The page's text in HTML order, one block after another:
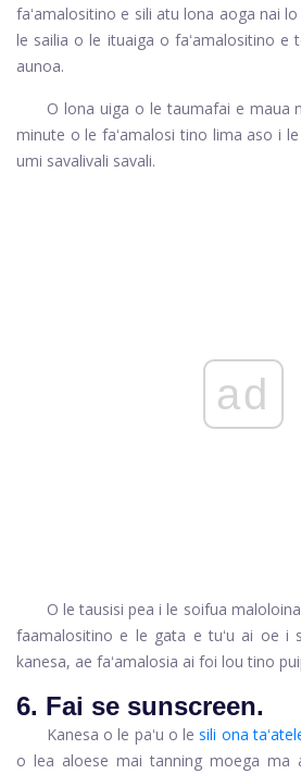
faʻamalositino e sili atu lona aoga nai
le sailia o le ituaiga o faʻamalositino e
aunoa.
O lona uiga o le taumafai e maua
minute o le faʻamalosi tino lima aso i
umi savalivali savali.
ad
O le tausisi pea i le soifua
faamalositino e le gata e tuʻu ai oe i
kanesa, ae faʻamalosia ai foi lou tino
6. Fai se sunscreen.
Kanesa o le paʻu o le sili ona
o lea aloese mai tanning moega ma